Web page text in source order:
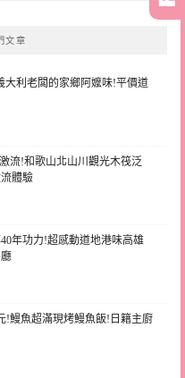
文章
大利老闆的家鄉阿嬤味!平價道
流!和歌山北山川觀光木筏泛
體驗
年功力!超感動道地港味高雄
!鰻魚超滿現烤鰻魚飯!日籍主廚